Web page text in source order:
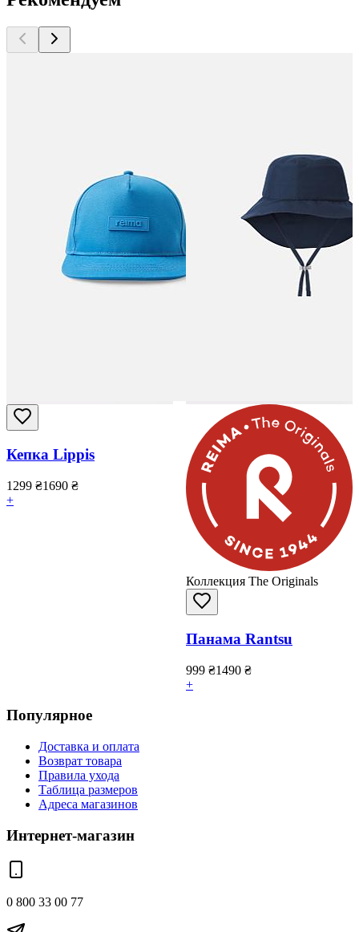
Кепка Lippis
1299 ₴1690 ₴
+
Коллекция The Originals
Панама Rantsu
999 ₴1490 ₴
+
Популярное
Доставка и оплата
Возврат товара
Правила ухода
Таблица размеров
Адреса магазинов
Интернет-магазин
0 800 33 00 77